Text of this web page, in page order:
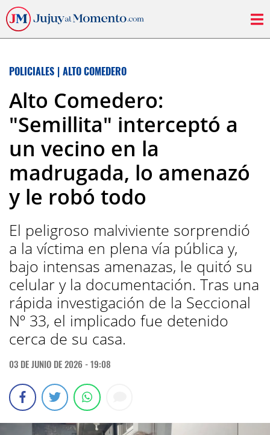
POLICIALES | ALTO COMEDERO
Alto Comedero:
"Semillita" interceptó a
un vecino en la
madrugada, lo amenazó
y le robó todo
El peligroso malviviente sorprendió
a la víctima en plena vía pública y,
bajo intensas amenazas, le quitó su
celular y la documentación. Tras una
rápida investigación de la Seccional
Nº 33, el implicado fue detenido
cerca de su casa.
03 DE JUNIO DE 2026 - 19:08